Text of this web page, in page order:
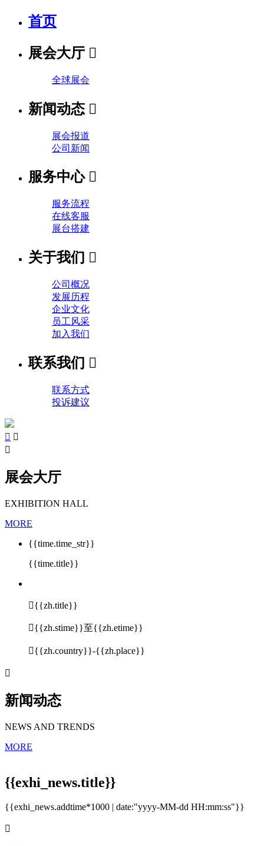
首页
展会大厅 
全球展会
新闻动态 
展会报道
公司新闻
服务中心 
服务流程
在线客服
展台搭建
关于我们 
公司概况
发展历程
企业文化
员工风采
加入我们
联系我们 
联系方式
投诉建议
 

展会大厅
EXHIBITION HALL
MORE
{{time.time_str}}
{{time.title}}
{{zh.title}}
{{zh.stime}}至{{zh.etime}}
{{zh.country}}-{{zh.place}}

新闻动态
NEWS AND TRENDS
MORE
{{exhi_news.title}}
{{exhi_news.addtime*1000 | date:"yyyy-MM-dd HH:mm:ss"}}
